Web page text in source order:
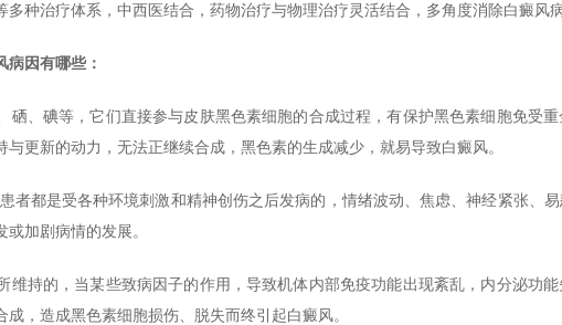
种治疗体系，中西医结合，药物治疗与物理治疗灵活结合，多角度消除白癜风病
病因有哪些：
硒、碘等，它们直接参与皮肤黑色素细胞的合成过程，有保护黑色素细胞免受
更新的动力，无法正继续合成，黑色素的生成减少，就易导致白癜风。
者都是受各种环境刺激和精神创伤之后发病的，情绪波动、焦虑、神经紧张、
加剧病情的发展。
维持的，当某些致病因子的作用，导致机体内部免疫功能出现紊乱，内分泌功
，造成黑色素细胞损伤、脱失而终引起白癜风。